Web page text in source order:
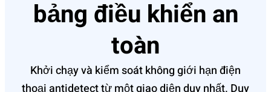
bảng điều khiển an
toàn
Khởi chạy và kiểm soát không giới hạn điện